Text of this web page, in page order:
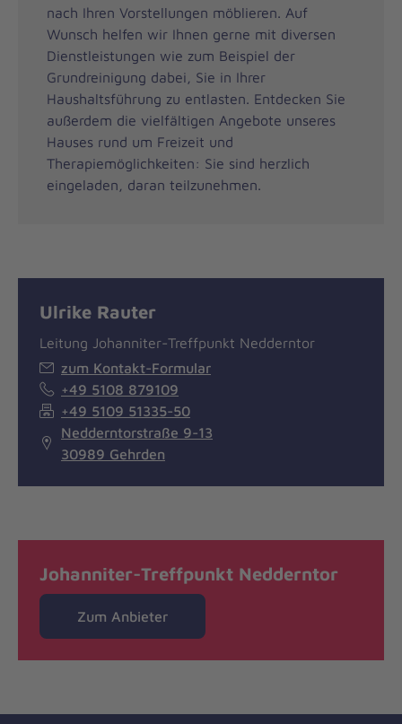
nach Ihren Vorstellungen möblieren. Auf
Wunsch helfen wir Ihnen gerne mit diversen
Dienstleistungen wie zum Beispiel der
Grundreinigung dabei, Sie in Ihrer
Haushaltsführung zu entlasten. Entdecken Sie
außerdem die vielfältigen Angebote unseres
Hauses rund um Freizeit und
Therapiemöglichkeiten: Sie sind herzlich
eingeladen, daran teilzunehmen.
Ulrike Rauter
Leitung Johanniter-Treffpunkt Nedderntor
zum Kontakt-Formular
+49 5108 879109
+49 5109 51335-50
Nedderntorstraße 9-13
30989 Gehrden
Johanniter-Treffpunkt Nedderntor
Zum Anbieter